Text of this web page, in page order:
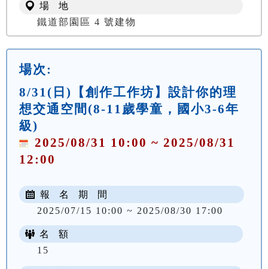
場 地
鐵道部園區 4 號建物
場次:
8/31(日)【創作工作坊】設計你的理
想交通空間(8-11歲學童，國小3-6年
級)
2025/08/31 10:00 ~ 2025/08/31
12:00
報 名 期 間
2025/07/15 10:00 ~ 2025/08/30 17:00
名 額
15